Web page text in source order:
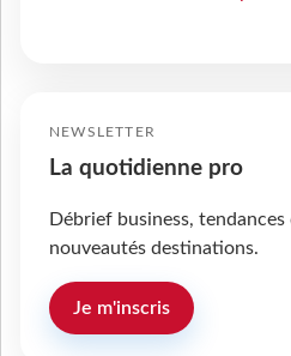
NEWSLETTER
La quotidienne pro
Débrief business,
nouveautés destinations.
Je m'inscris